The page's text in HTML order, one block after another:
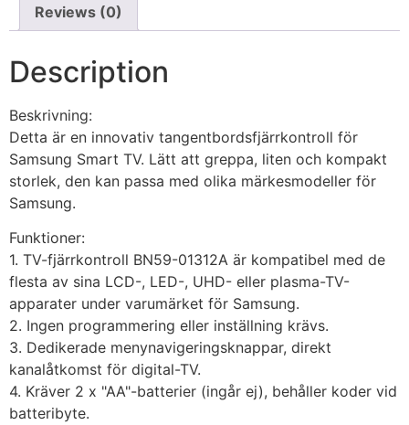
Reviews (0)
Description
Beskrivning:
Detta är en innovativ tangentbordsfjärrkontroll för
Samsung Smart TV. Lätt att greppa, liten och kompakt
storlek, den kan passa med olika märkesmodeller för
Samsung.
Funktioner:
1. TV-fjärrkontroll BN59-01312A är kompatibel med de
flesta av sina LCD-, LED-, UHD- eller plasma-TV-
apparater under varumärket för Samsung.
2. Ingen programmering eller inställning krävs.
3. Dedikerade menynavigeringsknappar, direkt
kanalåtkomst för digital-TV.
4. Kräver 2 x "AA"-batterier (ingår ej), behåller koder vid
batteribyte.